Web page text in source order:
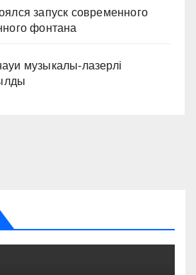
запуск современного
фонтана
музыкалы-лазерлі